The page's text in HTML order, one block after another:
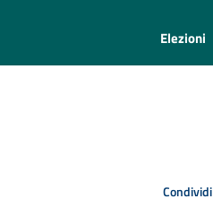
Elezioni
Condividi